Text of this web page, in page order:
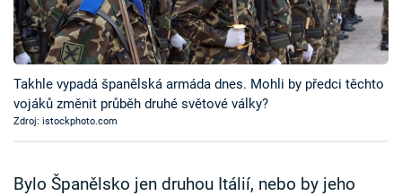
Časopis
Sledujte prima+
Přihlášení
Sledujte nás
Takhle vypadá španělská armáda dnes. Mohli by předci těchto
vojáků změnit průběh druhé světové války?
Zdroj: istockphoto.com
Bylo Španělsko jen druhou Itálií, nebo by jeho